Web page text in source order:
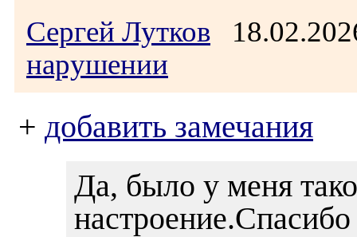
Сергей Лутков
нарушении
+ добавить замечания
Да, было у меня